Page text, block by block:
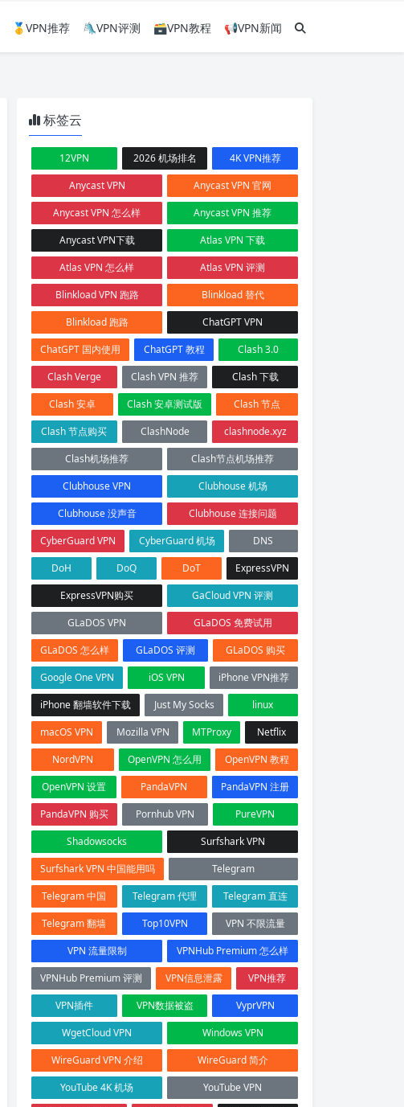
🥇VPN推荐 🛝VPN评测 🗃VPN教程 📢VPN新闻
标签云
12VPN 2026 机场排名
4K VPN推荐
Anycast VPN
Anycast VPN 官网
Anycast VPN 怎么样
Anycast VPN 推荐
Anycast VPN下载
Atlas VPN 下载
Atlas VPN 怎么样
Atlas VPN 评测
Blinkload VPN 跑路
Blinkload 替代
Blinkload 跑路
ChatGPT VPN
ChatGPT 国内使用
ChatGPT 教程
Clash 3.0
Clash Verge
Clash VPN 推荐
Clash 下载
Clash 安卓
Clash 安卓测试版
Clash 节点
Clash 节点购买
ClashNode
clashnode.xyz
Clash机场推荐
Clash节点机场推荐
Clubhouse VPN
Clubhouse 机场
Clubhouse 没声音
Clubhouse 连接问题
CyberGuard VPN
CyberGuard 机场
DNS
DoH
DoQ DoT
ExpressVPN
ExpressVPN购买
GaCloud VPN 评测
GLaDOS VPN
GLaDOS 免费试用
GLaDOS 怎么样
GLaDOS 评测
GLaDOS 购买
Google One VPN
iOS VPN
iPhone VPN推荐
iPhone 翻墙软件下载
Just My Socks
linux
macOS VPN
Mozilla VPN MTProxy
Netflix
NordVPN
OpenVPN 怎么用
OpenVPN 教程
OpenVPN 设置
PandaVPN
PandaVPN 注册
PandaVPN 购买
Pornhub VPN
PureVPN
Shadowsocks
Surfshark VPN
Surfshark VPN 中国能用吗
Telegram
Telegram 中国
Telegram 代理
Telegram 直连
Telegram 翻墙
Top10VPN
VPN 不限流量
VPN 流量限制
VPNHub Premium 怎么样
VPNHub Premium 评测
VPN信息泄露
VPN推荐
VPN插件
VPN数据被盗
VyprVPN
WgetCloud VPN
Windows VPN
WireGuard VPN 介绍
WireGuard 简介
YouTube 4K 机场
YouTube VPN